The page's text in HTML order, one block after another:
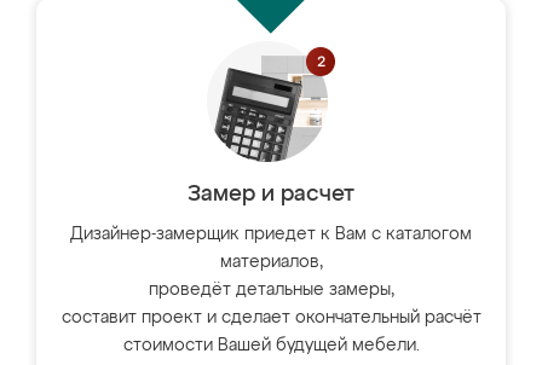
Замер и расчет
Дизайнер-замерщик приедет к Вам с каталогом
материалов,
проведёт детальные замеры,
составит проект и сделает окончательный расчёт
стоимости Вашей будущей мебели.